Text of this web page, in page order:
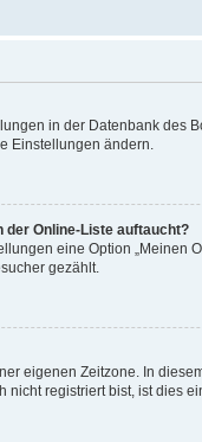
in der Datenbank des
Einstellungen ändern.
der Online-Liste auftaucht?
eine Option
gezählt.
eigenen Zeitzone. In
registriert bist, ist dies